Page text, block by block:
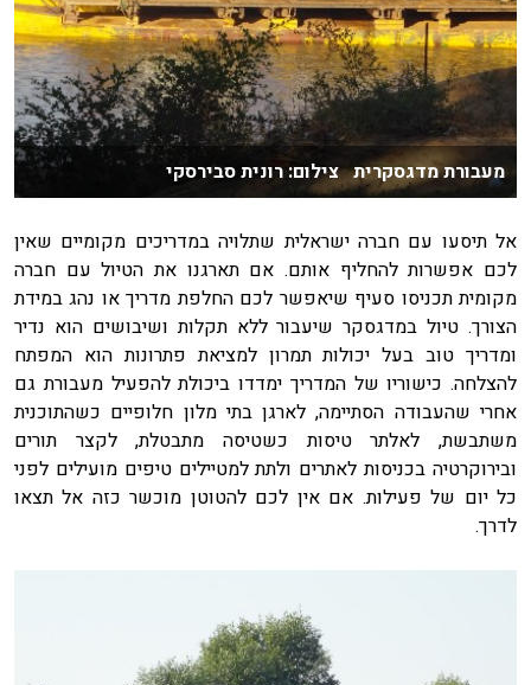
מעבורת מדגסקרית צילום: רונית סבירסקי
אל תיסעו עם חברה ישראלית שתלויה במדריכים מקומיים שאין
לכם אפשרות להחליף אותם. אם תארגנו את הטיול עם חברה
מקומית תכניסו סעיף שיאפשר לכם החלפת מדריך או נהג במידת
הצורך. טיול במדגסקר שיעבור ללא תקלות ושיבושים הוא נדיר
ומדריך טוב בעל יכולות תמרון למציאת פתרונות הוא המפתח
להצלחה. כישוריו של המדריך ימדדו ביכולת להפעיל מעבורת גם
אחרי שהעבודה הסתיימה, לארגן בתי מלון חלופיים כשהתוכנית
משתבשת, לאלתר טיסות כשטיסה מתבטלת, לקצר תורים
ובירוקרטיה בכניסות לאתרים ולתת למטיילים טיפים מועילים לפני
כל יום של פעילות. אם אין לכם להטוטן מוכשר כזה אל תצאו
לדרך.